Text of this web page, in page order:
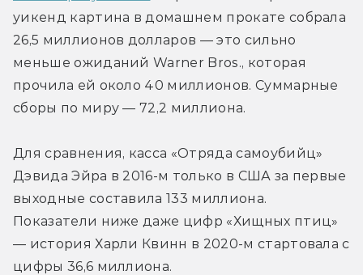
уикенд картина в домашнем прокате собрала
26,5 миллионов долларов — это сильно
меньше ожиданий Warner Bros., которая
прочила ей около 40 миллионов. Суммарные
сборы по миру — 72,2 миллиона.
Для сравнения, касса «Отряда самоубийц»
Дэвида Эйра в 2016-м только в США за первые
выходные составила 133 миллиона.
Показатели ниже даже цифр «Хищных птиц»
— история Харли Квинн в 2020-м стартовала с
цифры 36,6 миллиона.